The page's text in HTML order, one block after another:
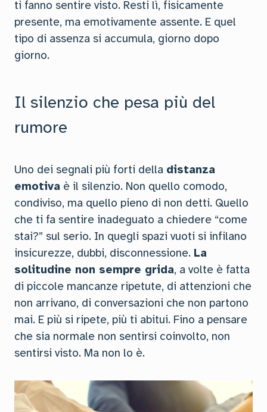
ti fanno sentire visto. Resti lì, fisicamente
presente, ma emotivamente assente. E quel
tipo di assenza si accumula, giorno dopo
giorno.
Il silenzio che pesa più del
rumore
Uno dei segnali più forti della distanza
emotiva è il silenzio. Non quello comodo,
condiviso, ma quello pieno di non detti. Quello
che ti fa sentire inadeguato a chiedere “come
stai?” sul serio. In quegli spazi vuoti si infilano
insicurezze, dubbi, disconnessione. La
solitudine non sempre grida, a volte è fatta
di piccole mancanze ripetute, di attenzioni che
non arrivano, di conversazioni che non partono
mai. E più si ripete, più ti abitui. Fino a pensare
che sia normale non sentirsi coinvolto, non
sentirsi visto. Ma non lo è.